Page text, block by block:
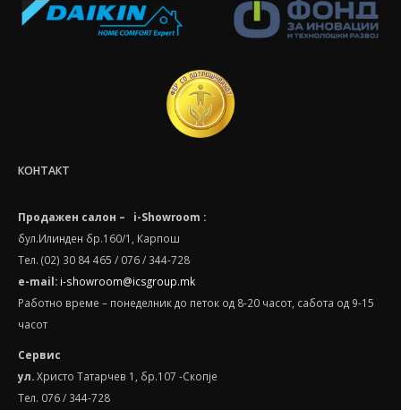
КОНТАКТ
Продажен салон – i-Showroom :
бул.Илинден бр.160/1, Карпош
Тел. (02) 30 84 465 / 076 / 344-728
e-mail: i-showroom@icsgroup.mk
Работно време – понеделник до петок од 8-20 часот, сабота oд 9-15
часот
Сервис
ул.Христо Татарчев 1, бр.107 -Скопје
Тел. 076 / 344-728